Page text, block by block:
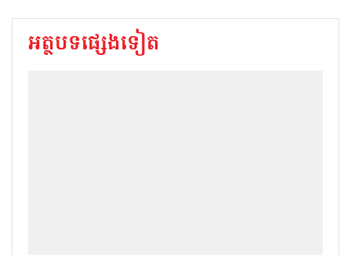
តាម​ VOV5 - វិទ្យុសម្លេងវៀតណាម